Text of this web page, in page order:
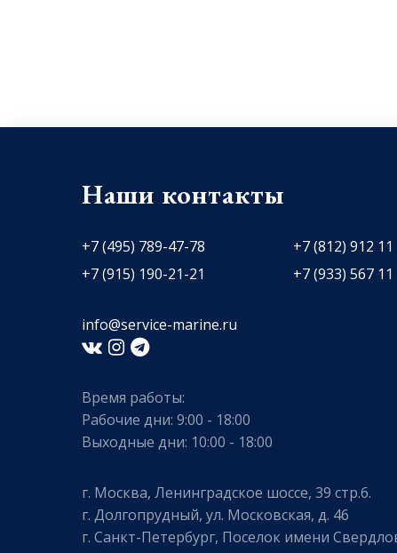
Наши контакты
+7 (495) 789-47-78
+7 (812) 912 11
+7 (915) 190-21-21
+7 (933) 567 11
info@service-marine.ru​​
Время работы:
Рабочие дни: 9:00 - 18:00
Выходные дни: 10:00 - 18:00
г. Москва, Ленинградское шоссе, 39 стр.6.
г. Долгопрудный, ул. Московская, д. 46
г. Санкт-Петербург, Поселок имени